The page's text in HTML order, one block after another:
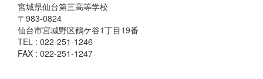
宮城県仙台第三高等学校
〒983-0824
仙台市宮城野区鶴ケ谷1丁目19番
TEL : 022-251-1246
FAX : 022-251-1247